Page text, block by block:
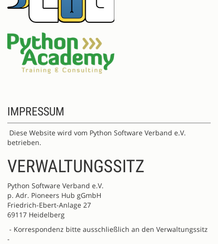
IMPRESSUM
Diese Website wird vom Python Software Verband e.V.
betrieben.
VERWALTUNGSSITZ
Python Software Verband e.V.
p. Adr. Pioneers Hub gGmbH
Friedrich-Ebert-Anlage 27
69117 Heidelberg
- Korrespondenz bitte ausschließlich an den Verwaltungssitz
-